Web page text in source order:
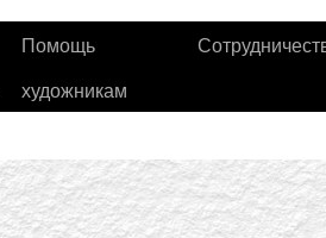
Помощь
художникам